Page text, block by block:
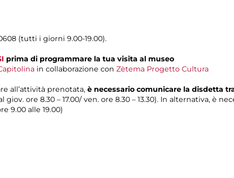
(tutti i giorni 9.00-19.00).
prima di programmare la tua visita al museo
in collaborazione con Zètema Progetto Cultura
all’attività prenotata, è necessario comunicare la disdetta
giov. ore 8.30 – 17.00/ ven. ore 8.30 – 13.30). In alternativa, è
9.00 alle 19.00)